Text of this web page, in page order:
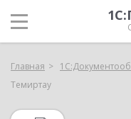
Главная
Темиртау